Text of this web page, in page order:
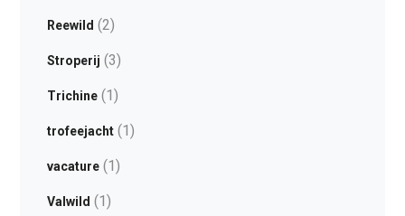
Reewild (2)
Stroperij (3)
Trichine(1)
trofeejacht(1)
vacature(1)
Valwild (1)